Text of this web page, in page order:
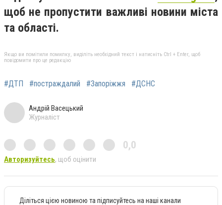
щоб не пропустити важливі новини міста
та області.
Якщо ви помітили помилку, виділіть необхідний текст і натисніть Ctrl + Enter, щоб
повідомити про це редакцію
#ДТП #постраждалий #Запоріжжя #ДСНС
Андрій Васецький
Журналіст
0,0
Авторизуйтесь, щоб оцінити
Діліться цією новиною та підписуйтесь на наші канали